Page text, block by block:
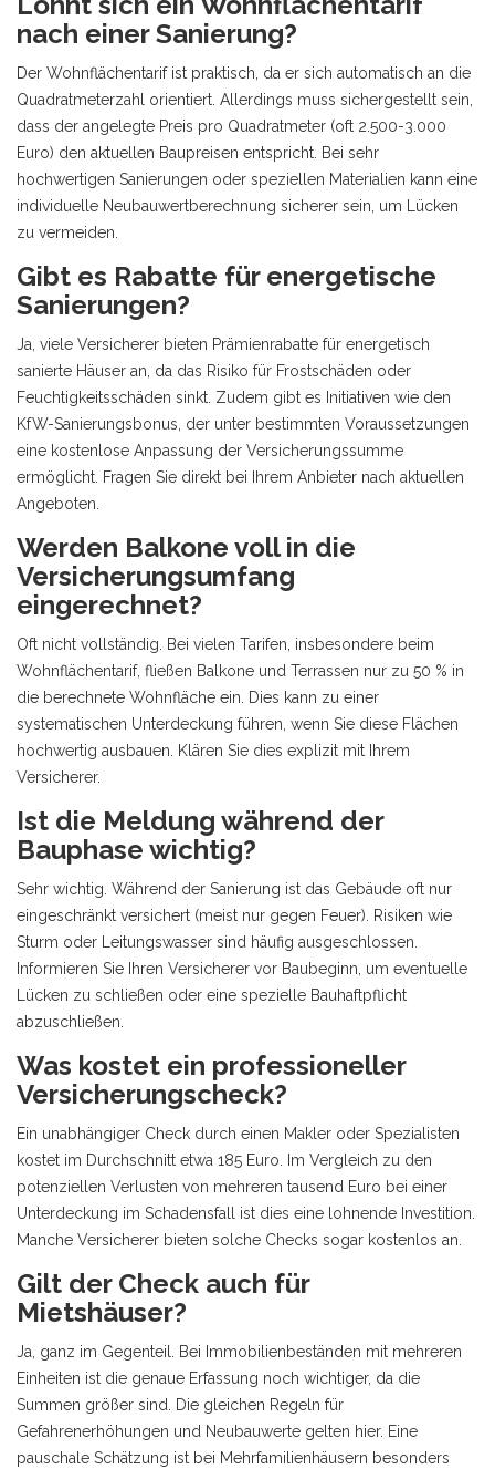
nach einer Sanierung?
Der Wohnflächentarif ist praktisch, da er sich automatisch an die
Quadratmeterzahl orientiert. Allerdings muss sichergestellt sein,
dass der angelegte Preis pro Quadratmeter (oft 2.500-3.000
Euro) den aktuellen Baupreisen entspricht. Bei sehr
hochwertigen Sanierungen oder speziellen Materialien kann eine
individuelle Neubauwertberechnung sicherer sein, um Lücken
zu vermeiden.
Gibt es Rabatte für energetische
Sanierungen?
Ja, viele Versicherer bieten Prämienrabatte für energetisch
sanierte Häuser an, da das Risiko für Frostschäden oder
Feuchtigkeitsschäden sinkt. Zudem gibt es Initiativen wie den
KfW-Sanierungsbonus, der unter bestimmten Voraussetzungen
eine kostenlose Anpassung der Versicherungssumme
ermöglicht. Fragen Sie direkt bei Ihrem Anbieter nach aktuellen
Angeboten.
Werden Balkone voll in die
Versicherungsumfang
eingerechnet?
Oft nicht vollständig. Bei vielen Tarifen, insbesondere beim
Wohnflächentarif, fließen Balkone und Terrassen nur zu 50 % in
die berechnete Wohnfläche ein. Dies kann zu einer
systematischen Unterdeckung führen, wenn Sie diese Flächen
hochwertig ausbauen. Klären Sie dies explizit mit Ihrem
Versicherer.
Ist die Meldung während der
Bauphase wichtig?
Sehr wichtig. Während der Sanierung ist das Gebäude oft nur
eingeschränkt versichert (meist nur gegen Feuer). Risiken wie
Sturm oder Leitungswasser sind häufig ausgeschlossen.
Informieren Sie Ihren Versicherer vor Baubeginn, um eventuelle
Lücken zu schließen oder eine spezielle Bauhaftpflicht
abzuschließen.
Was kostet ein professioneller
Versicherungscheck?
Ein unabhängiger Check durch einen Makler oder Spezialisten
kostet im Durchschnitt etwa 185 Euro. Im Vergleich zu den
potenziellen Verlusten von mehreren tausend Euro bei einer
Unterdeckung im Schadensfall ist dies eine lohnende Investition.
Manche Versicherer bieten solche Checks sogar kostenlos an.
Gilt der Check auch für
Mietshäuser?
Ja, ganz im Gegenteil. Bei Immobilienbeständen mit mehreren
Einheiten ist die genaue Erfassung noch wichtiger, da die
Summen größer sind. Die gleichen Regeln für
Gefahrenerhöhungen und Neubauwerte gelten hier. Eine
pauschale Schätzung ist bei Mehrfamilienhäusern besonders